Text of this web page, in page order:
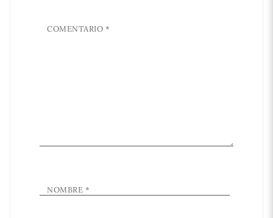
COMENTARIO *
NOMBRE *